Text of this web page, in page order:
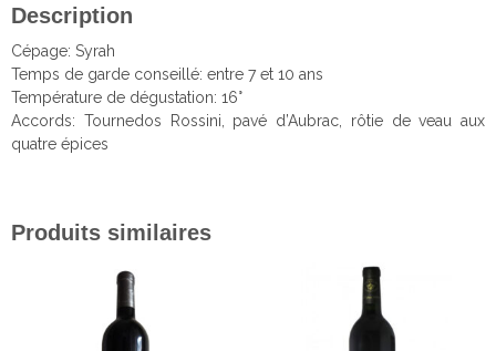
Description
Cépage: Syrah
Temps de garde conseillé: entre 7 et 10 ans
Température de dégustation: 16°
Accords: Tournedos Rossini, pavé d’Aubrac, rôtie de veau aux
quatre épices
Produits similaires